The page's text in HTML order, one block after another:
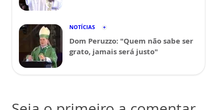
NOTÍCIAS
Dom Peruzzo: "Quem não sabe ser
grato, jamais será justo"